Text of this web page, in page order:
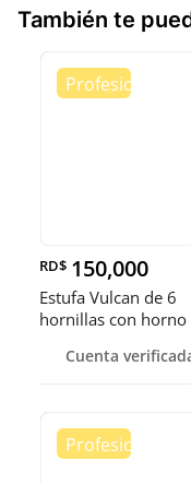
También te
RD$ 150,000
Estufa Vulcan de 6
hornillas con horno
Cuenta